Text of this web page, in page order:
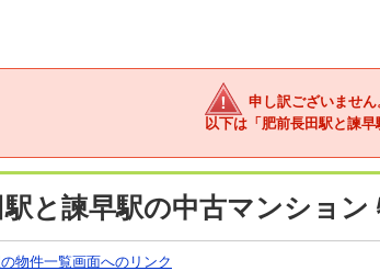
申し訳ございませ
以下は「肥前長田駅と諫早
駅と諫早駅の中古マンション
物件一覧画面へのリンク